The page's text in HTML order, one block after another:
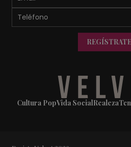
REGÍSTRATE
Cultura PopVida SocialRealeza